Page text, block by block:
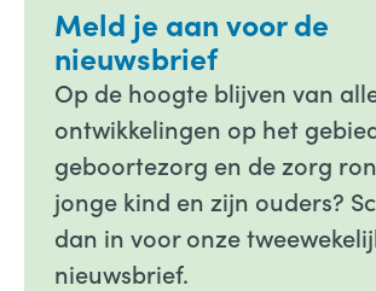
Meld je aan voor de
nieuwsbrief
Op de hoogte blijven van
ontwikkelingen op het
geboortezorg en de zorg
jonge kind en zijn ouders?
dan in voor onze
nieuwsbrief.